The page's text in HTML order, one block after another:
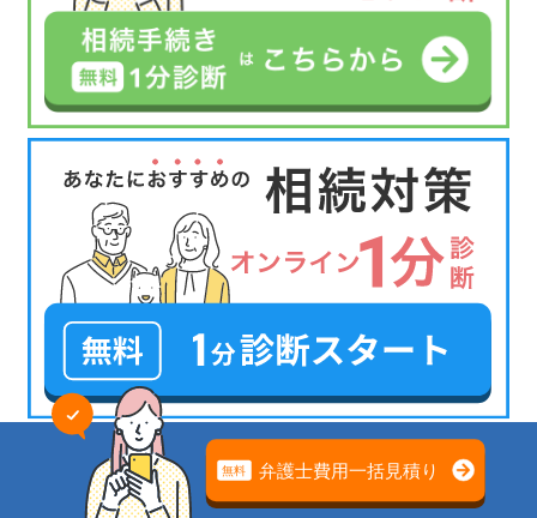
相続放棄の問題は 専門家の無料相談でスッキリ解決